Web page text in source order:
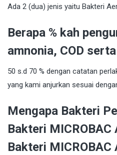
Ada 2 (dua) jenis yaitu Bakteri
Berapa % kah
amnonia, COD serta
50 s.d 70 % dengan catatan
yang kami anjurkan sesuai
Mengapa Bakteri
Bakteri
Bakteri MICROBAC